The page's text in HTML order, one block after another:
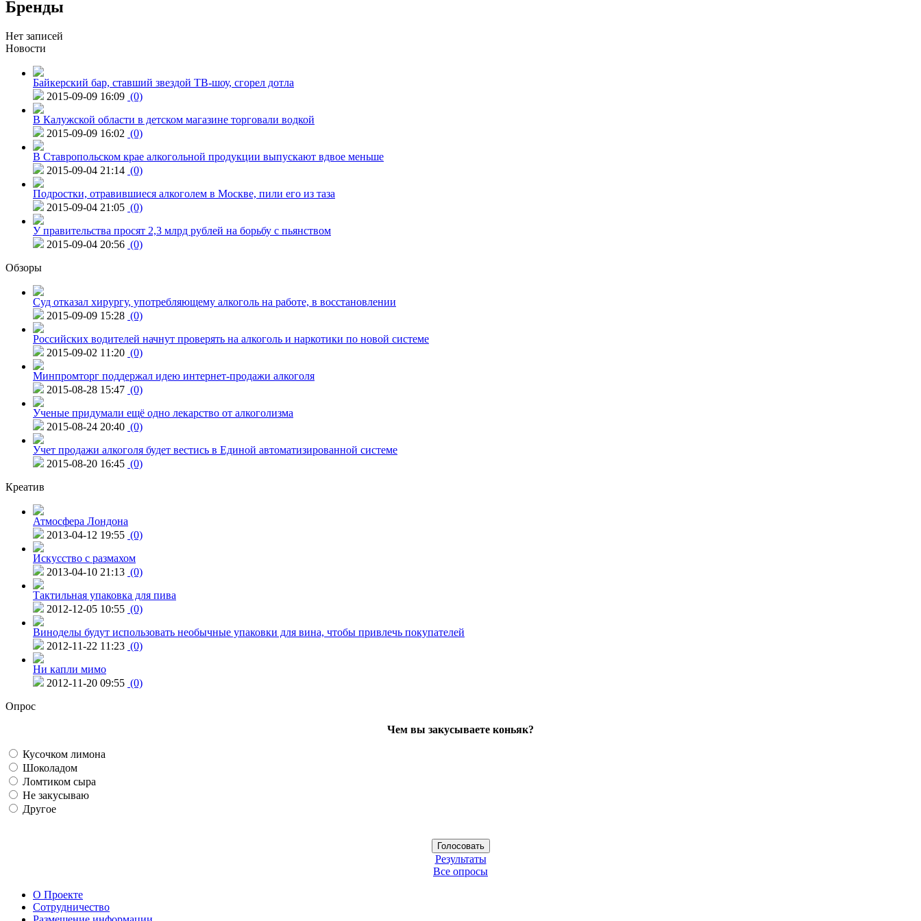
Бренды
Нет записей
Новости
Байкерский бар, ставший звездой ТВ-шоу, сгорел дотла
2015-09-09 16:09 (0)
В Калужской области в детском магазине торговали водкой
2015-09-09 16:02 (0)
В Ставропольском крае алкогольной продукции выпускают вдвое меньше
2015-09-04 21:14 (0)
Подростки, отравившиеся алкоголем в Москве, пили его из таза
2015-09-04 21:05 (0)
У правительства просят 2,3 млрд рублей на борьбу с пьянством
2015-09-04 20:56 (0)
Обзоры
Суд отказал хирургу, употребляющему алкоголь на работе, в восстановлении
2015-09-09 15:28 (0)
Российских водителей начнут проверять на алкоголь и наркотики по новой системе
2015-09-02 11:20 (0)
Минпромторг поддержал идею интернет-продажи алкоголя
2015-08-28 15:47 (0)
Ученые придумали ещё одно лекарство от алкоголизма
2015-08-24 20:40 (0)
Учет продажи алкоголя будет вестись в Единой автоматизированной системе
2015-08-20 16:45 (0)
Креатив
Атмосфера Лондона
2013-04-12 19:55 (0)
Искусство с размахом
2013-04-10 21:13 (0)
Тактильная упаковка для пива
2012-12-05 10:55 (0)
Виноделы будут использовать необычные упаковки для вина, чтобы привлечь покупателей
2012-11-22 11:23 (0)
Ни капли мимо
2012-11-20 09:55 (0)
Опрос
Чем вы закусываете коньяк?
Кусочком лимона
Шоколадом
Ломтиком сыра
Не закусываю
Другое
Результаты
Все опросы
О Проекте
Сотрудничество